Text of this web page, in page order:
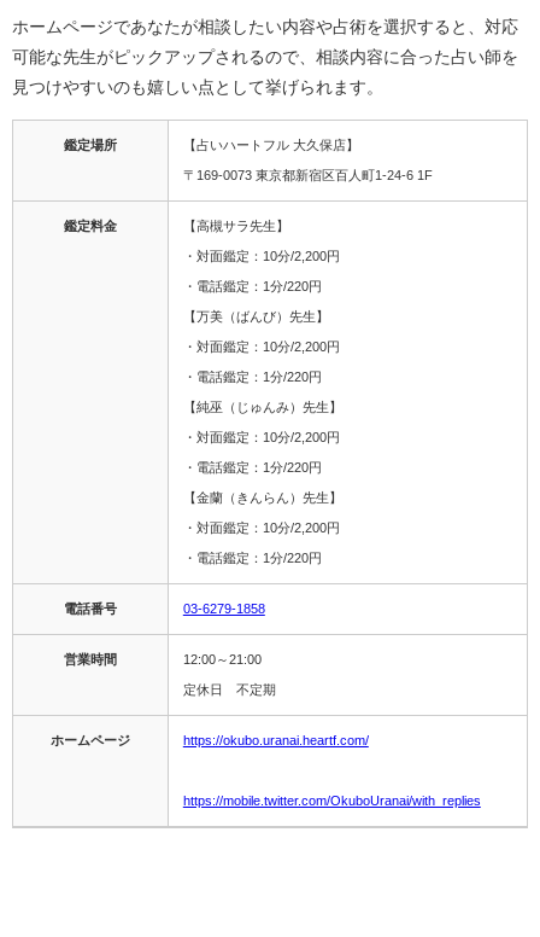
ホームページであなたが相談したい内容や占術を選択すると、対応
可能な先生がピックアップされるので、相談内容に合った占い師を
見つけやすいのも嬉しい点として挙げられます。
鑑定場所 【占いハートフル 大久保店】
〒169-0073 東京都新宿区百人町1-24-6 1F
鑑定料金 【高槻サラ先生】
・対面鑑定：10分/2,200円
・電話鑑定：1分/220円
【万美（ばんび）先生】
・対面鑑定：10分/2,200円
・電話鑑定：1分/220円
【純巫（じゅんみ）先生】
・対面鑑定：10分/2,200円
・電話鑑定：1分/220円
【金蘭（きんらん）先生】
・対面鑑定：10分/2,200円
・電話鑑定：1分/220円
電話番号 03-6279-1858
営業時間 12:00～21:00
定休日 不定期
ホームページ https://okubo.uranai.heartf.com/
https://mobile.twitter.com/OkuboUranai/with_replies